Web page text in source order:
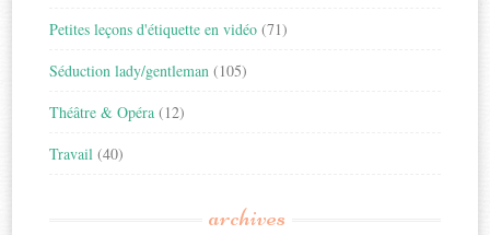
Petites leçons d'étiquette en vidéo (71)
Séduction lady/gentleman (105)
Théâtre & Opéra (12)
Travail (40)
archives